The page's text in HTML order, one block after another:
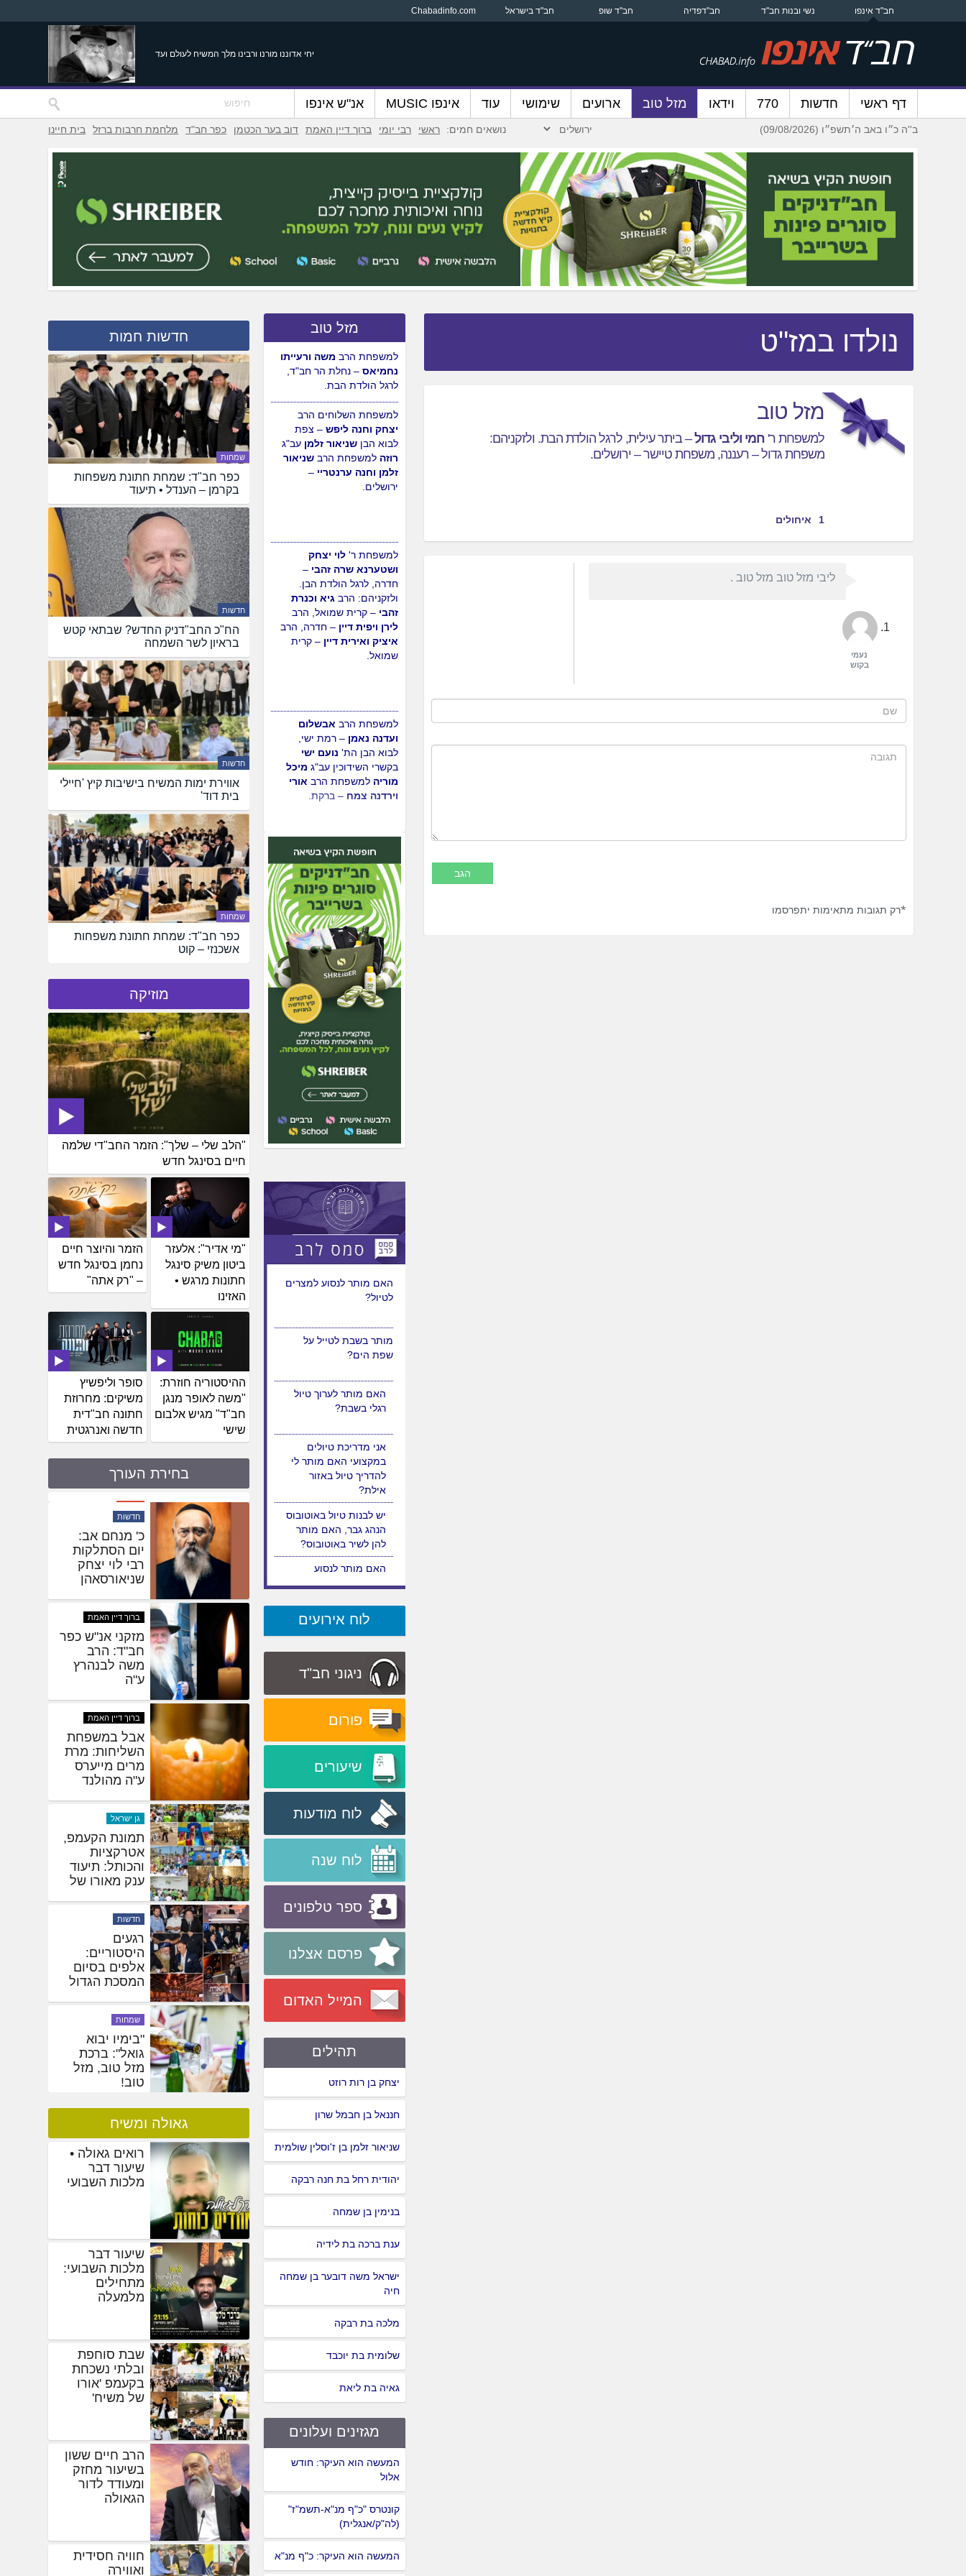
חב"ד אינפו נשי ובנות חב"ד חב"דפדיה חב"ד שופ חב"ד בישראל Chabadinfo.com
יחי אדוננו מורנו ורבינו מלך המשיח לעולם ועד
דף ראשי חדשות 770 וידאו מזל טוב ארועים שימושי עוד אינפו MUSIC אנ"ש אינפו
ב''ה כ״ו באב ה׳תשפ״ו (09/08/2026) נושאים חמים: ראשי רבי יומי ברוך דיין האמת דוב בער הכטמן כפר חב"ד מלחמת חרבות ברזל בית חיינו
נולדו במז"ט
מזל טוב
למשפחת ר'חמי וליבי גדול– ביתר עילית, לרגל הולדת הבת. ולזקניהם:
משפחת גדול – רעננה, משפחת טיישר – ירושלים.
1 איחולים
ליבי מזל טוב מזל טוב .
נעמי
בקוש
*רק תגובות מתאימות יתפרסמו
מזל טוב
למשפחת הרב משה ורעייתו
נחמיאס – נחלת הר חב"ד,
לרגל הולדת הבת.
למשפחת השלוחים הרב
יצחק וחנה ליפש– צפת
לבוא הבן
למשפחת ר'לוי יצחק
ושטערנא שרה זהבי –
חדרה, לרגל הולדת הבן.
ולזקניהם: הרבגיא וכנרת
זהבי– קרית שמואל, הרב
למשפחת הרבאבשלום
ועדנה נאמן– רמת ישי,
לבוא הבן הת'נועם ישי
וירדנה צמח– ברקת.
למשפחת הרבאהרון ורויטל
בן ארי– כפר תבור, לבוא
הבן הת'אלוןבקשרי
השידוכין עב"גאסתי
למשפחת הרבנתנאל
ואודליה ריבני– סינגפור.
למשפחת הרביוסי ומיכל
– רמלה, לבוא הבן
מנחם מענדלעב"ג
למשפחת הרבאליהו
האם מותר לנסוע למצרים
לטיול?
מותר בשבת לטייל על
שפת הים?
האם מותר לערוך טיול
רגלי בשבת?
אני מדריכת טיולים
במקצועי האם מותר לי
להדריך טיול באזור
אילת?
יש לבנות טיול באוטובוס
הנהג גבר, האם מותר
להן לשיר באוטובוס?
לוח אירועים
ניגוני חב"ד
פורום
שיעורים
לוח מודעות
לוח שנה
ספר טלפונים
פרסם אצלנו
המייל האדום
תהילים
יצחק בן רות רוזט
חננאל בן חבמל שרון
שניאור זלמן בן ז'וסלין שולמית
יהודית רחל בת חנה רבקה
בנימין בן שמחה
ענת ברכה בת לידיה
ישראל משה דובער בן שמחה
חיה
מלכה בת רבקה
שלומית בת יוכבד
גאיה בת ליאת
מגזינים ועלונים
המעשה הוא העיקר: חודש
אלול
קונטרס "כ"ף מנ"א-תשמ"ז"
(לה"ק/אנגלית)
המעשה הוא העיקר: כ"ף מנ"א
חדשות חמות
שמחות
כפר חב"ד: שמחת חתונת משפחות
בקרמן – הענדל • תיעוד
חדשות
הח"כ החב"דניק החדש? שבתאי קטש
בראיון לשר השמחה
חדשות
אווירת ימות המשיח בישיבות קיץ 'חיילי
בית דוד'
שמחות
כפר חב"ד: שמחת חתונת משפחות
אשכנזי – קוט
מוזיקה
"הלב שלי – שלך": הזמר החב"די שלמה
חיים בסינגל חדש
הזמר והיוצר חיים
נחמן בסינגל חדש
– "רק אתה"
"מי אדיר": אלעזר
ביטון משיק סינגל
חתונות מרגש •
האזינו
סופר וליפשיץ
משיקים: מחרוזת
חתונה חב"דית
חדשה ואנרגטית
ההיסטוריה חוזרת:
"משה לאופר מנגן
חב"ד" מגיש אלבום
שישי
בחירת העורך
שהחיינו: עם
ישראל יתאחד
בהכנסת ס"ת
ה-9 של ילדי
ישראל • הלו"ז
כ' מנחם אב:
יום הסתלקות
רבי לוי יצחק
שניאורסאהן
ע"ה
מזקני אנ"ש כפר
חב"ד: הרב
משה לבנהרץ
ע"ה
אבל במשפחת
השליחות: מרת
מרים מייערס
ע"ה מהולנד
תמונת הקעמפ,
אטרקציות
והכותל: תיעוד
ענק מאורו של
משיח
רגעים
היסטוריים:
אלפים בסיום
המסכת הגדול
בעולם
גאולה ומשיח
רואים גאולה •
שיעור דבר
מלכות השבועי
שיעור דבר
מלכות השבועי:
מתחילים
מלמעלה
שבת סוחפת
ובלתי נשכחת
בקעמפ 'אורו
של משיח'
הרב חיים ששון
בשיעור מחזק
ומעודד לדור
הגאולה
חוויה חסידית
ואווירה